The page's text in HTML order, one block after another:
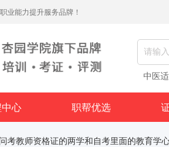
业能力提升服务品牌！
中医
心 职帮优选
考教师资格证的两学和自考里面的教育学